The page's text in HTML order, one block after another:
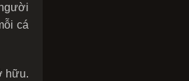
cá
hữu.